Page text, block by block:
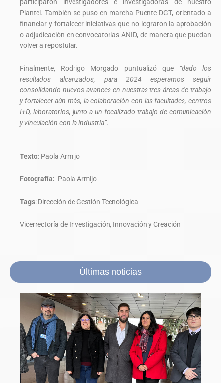
participaron investigadores e investigadoras de nuestro
Plantel.También se puso en marcha Puente DGT, orientado a
financiar y fortalecer iniciativas que no lograron la aprobación
o adjudicación en convocatorias ANID, de manera que puedan
volver a repostular.
Finalmente, Rodrigo Morgado puntualizó que “dado los
resultados alcanzados, para 2024 esperamos seguir
consolidando nuevos avances en nuestras tres áreas de trabajo
y fortalecer aún más, la colaboración con las facultades, centros
I+D, laboratorios, junto a un focalizado trabajo de comunicación
y vinculación con la industria”.
Texto: Paola Armijo
Fotografía: Paola Armijo
Tags: Dirección de Gestión Tecnológica
Vicerrectoría de Investigación, Innovación y Creación
Últimas noticias